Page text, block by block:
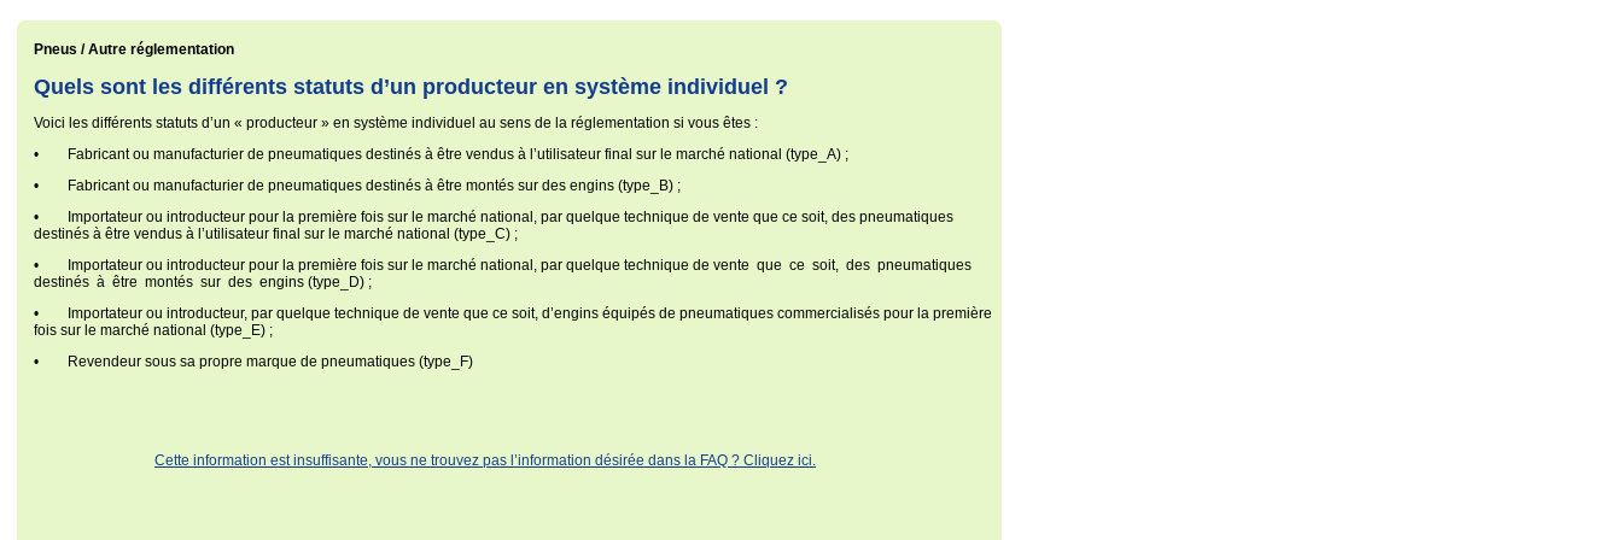
Pneus / Autre réglementation
Quels sont les différents statuts d’un producteur en système individuel ?
Voici les différents statuts d’un « producteur » en système individuel au sens de la réglementation si vous êtes :
• Fabricant ou manufacturier de pneumatiques destinés à être vendus à l’utilisateur final sur le marché national (type_A) ;
• Fabricant ou manufacturier de pneumatiques destinés à être montés sur des engins (type_B) ;
• Importateur ou introducteur pour la première fois sur le marché national, par quelque technique de vente que ce soit, des pneumatiques
destinés à être vendus à l’utilisateur final sur le marché national (type_C) ;
• Importateur ou introducteur pour la première fois sur le marché national, par quelque technique de vente que ce soit, des pneumatiques
destinés à être montés sur des engins (type_D) ;
• Importateur ou introducteur, par quelque technique de vente que ce soit, d’engins équipés de pneumatiques commercialisés pour la première
fois sur le marché national (type_E) ;
• Revendeur sous sa propre marque de pneumatiques (type_F)
Cette information est insuffisante, vous ne trouvez pas l’information désirée dans la FAQ ? Cliquez ici.